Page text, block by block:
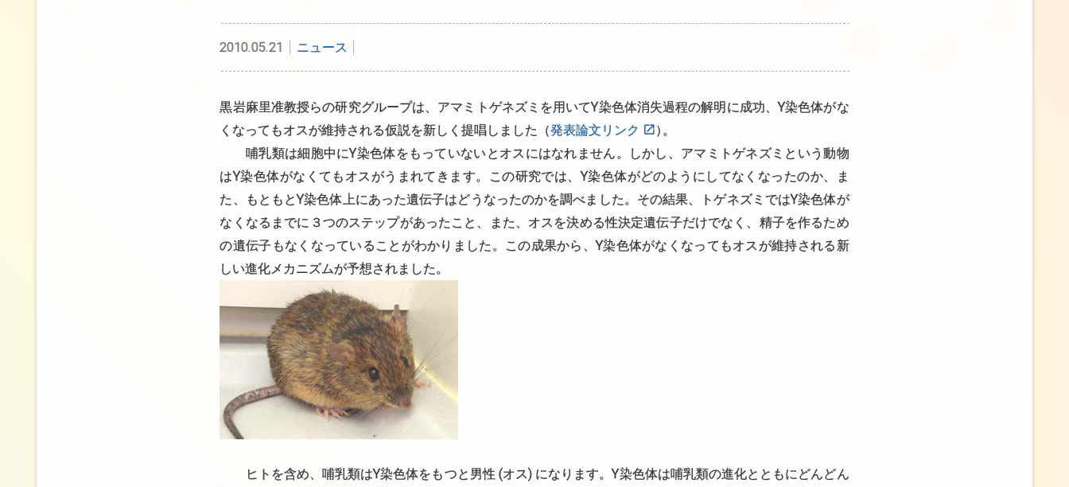
2010.05.21 ニュース
黒岩麻里准教授らの研究グループは、アマミトゲネズミを用いてY染色体消失過程の解明に成功、Y染色体がな
くなってもオスが維持される仮説を新しく提唱しました（発表論文リンク ） 。
哺乳類は細胞中にY染色体をもっていないとオスにはなれません。しかし、アマミトゲネズミという動物
はY染色体がなくてもオスがうまれてきます。この研究では、Y染色体がどのようにしてなくなったのか、ま
た、もともとY染色体上にあった遺伝子はどうなったのかを調べました。その結果、トゲネズミではY染色体が
なくなるまでに３つのステップがあったこと、また、オスを決める性決定遺伝子だけでなく、精子を作るため
の遺伝子もなくなっていることがわかりました。この成果から、Y染色体がなくなってもオスが維持される新
しい進化メカニズムが予想されました。
ヒトを含め、哺乳類はY染色体をもつと男性 (オス) になります。Y染色体は哺乳類の進化とともにどんどん